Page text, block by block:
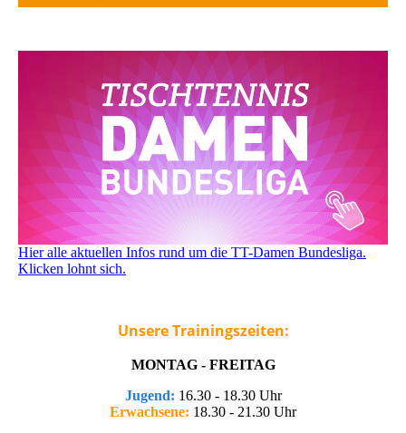
Hier alle aktuellen Infos rund um die TT-Damen Bundesliga.
Klicken lohnt sich.
Unsere Trainingszeiten:
MONTAG - FREITAG
Jugend: 16.30 - 18.30 Uhr
Erwachsene: 18.30 - 21.30 Uhr